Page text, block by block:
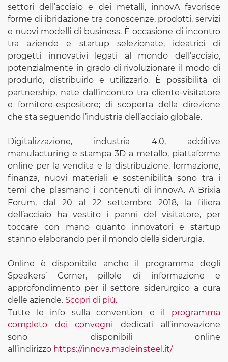
settori dell’acciaio e dei metalli, innovA favorisce
forme di ibridazione tra conoscenze, prodotti, servizi
e nuovi modelli di business. È occasione di incontro
tra aziende e startup selezionate, ideatrici di
progetti innovativi legati al mondo dell’acciaio,
potenzialmente in grado di rivoluzionare il modo di
produrlo, distribuirlo e utilizzarlo. È possibilità di
partnership, nate dall’incontro tra cliente-visitatore
e fornitore-espositore; di scoperta della direzione
che sta seguendo l’industria dell’acciaio globale.
Digitalizzazione, industria 4.0, additive
manufacturing e stampa 3D a metallo, piattaforme
online per la vendita e la distribuzione, formazione,
finanza, nuovi materiali e sostenibilità sono tra i
temi che plasmano i contenuti di innovA. A Brixia
Forum, dal 20 al 22 settembre 2018, la filiera
dell’acciaio ha vestito i panni del visitatore, per
toccare con mano quanto innovatori e startup
stanno elaborando per il mondo della siderurgia.
Online è disponibile anche il programma degli
Speakers’ Corner, pillole di informazione e
approfondimento per il settore siderurgico a cura
delle aziende. Scopri di più.
Tutte le info sulla convention e il programma
completo dei convegni dedicati all’innovazione
sono disponibili online
all’indirizzo https://innova.madeinsteel.it/